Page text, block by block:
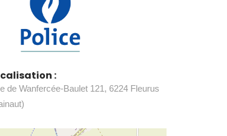
:
de Wanfercée-Baulet 121, 6224 Fleurus